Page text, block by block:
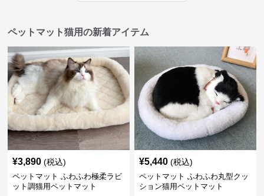
ペットマット猫用の新着アイテム
¥3,890 (税込)
ペットマット ふわふわ極柔ラビ
ット調猫用ペットマット
¥5,440 (税込)
ペットマット ふわふわ丸型クッ
ション猫用ペットマット